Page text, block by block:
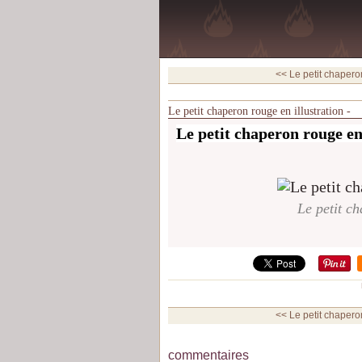
<< Le petit
Le petit chaperon rouge en illustration -
Le petit chaperon rouge
Le petit
<< Le petit
commentaires